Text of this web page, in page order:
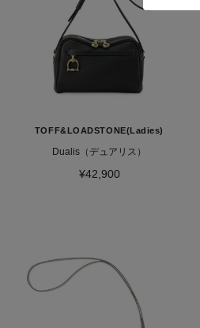
TOFF&LOADSTONE(Ladies)
Dualis（デュアリス）
¥42,900